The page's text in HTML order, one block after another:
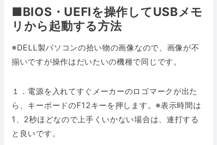
■BIOS・UEFIを操作してUSBメモ
リから起動する方法
※DELL製パソコンの拾い物の画像なので、画像が不
揃いですが操作はだいたいの機種で同じです。
１．電源を入れてすぐメーカーのロゴマークが出た
ら、キーボードのF12キーを押します。※表示時間は
1、2秒ほどなので上手くいかない場合は、連打する
と良いです。